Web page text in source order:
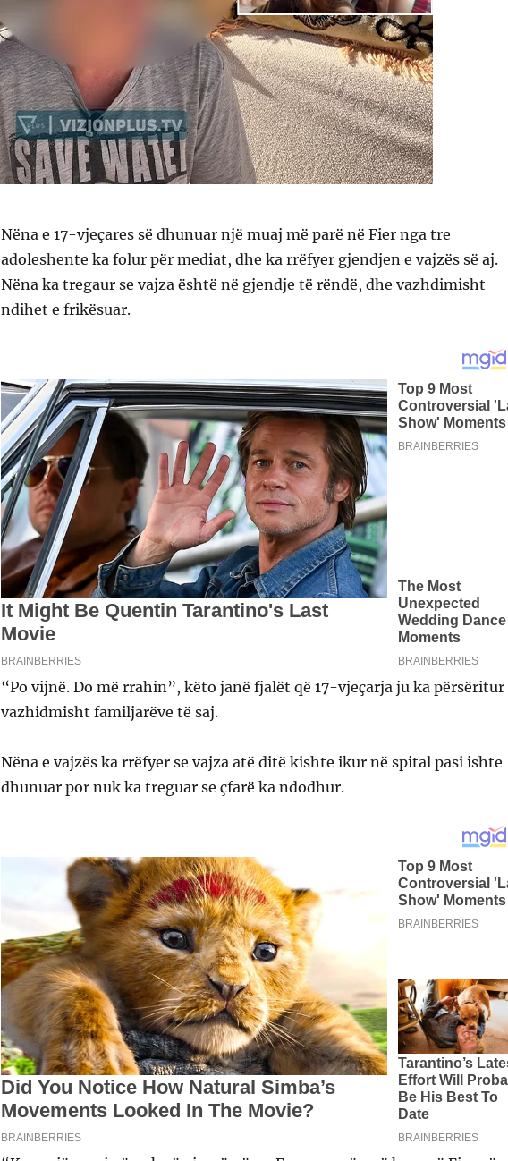
Nëna e 17-vjeçares së dhunuar një muaj më parë në Fier nga tre
adoleshente ka folur për mediat, dhe ka rrëfyer gjendjen e vajzës së aj.
Nëna ka tregaur se vajza është në gjendje të rëndë, dhe vazhdimisht
ndihet e frikësuar.
“Po vijnë. Do më rrahin”, këto janë fjalët që 17-vjeçarja ju ka përsëritur
vazhidmisht familjarëve të saj.
Nëna e vajzës ka rrëfyer se vajza atë ditë kishte ikur në spital pasi ishte
dhunuar por nuk ka treguar se çfarë ka ndodhur.